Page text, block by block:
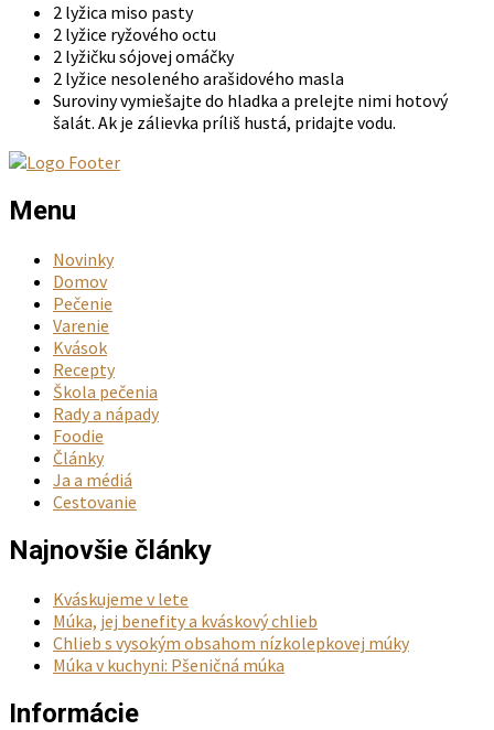
2 lyžica miso pasty
2 lyžice ryžového octu
2 lyžičku sójovej omáčky
2 lyžice nesoleného arašidového masla
Suroviny vymiešajte do hladka a prelejte nimi hotový
šalát. Ak je zálievka príliš hustá, pridajte vodu.
Menu
Novinky
Domov
Pečenie
Varenie
Kvások
Recepty
Škola pečenia
Rady a nápady
Foodie
Články
Ja a médiá
Cestovanie
Najnovšie články
Kváskujeme v lete
Múka, jej benefity a kváskový chlieb
Chlieb s vysokým obsahom nízkolepkovej múky
Múka v kuchyni: Pšeničná múka
Informácie